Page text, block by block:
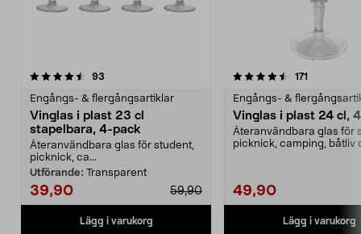
93
Engångs- & flergångsartiklar
Vinglas i plast 23 cl
stapelbara, 4-pack
Återanvändbara glas för student,
picknick, ca...
Utförande: Transparent
39,90 59,90
Lägg i varukorg
4.5 av 5 stjärnor 171
Engångs- &
Vinglas i plast 24 cl,
Återanvändbara glas för
picknick, camping, båtliv
49,90
Lägg i varukorg
4.5 av 5 stjärnor